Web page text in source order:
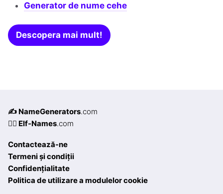
Generator de nume cehe
Descopera mai mult!
✍️ NameGenerators.com
🧝‍♀️ Elf-Names.com
Contactează-ne
Termeni și condiții
Confidențialitate
Politica de utilizare a modulelor cookie